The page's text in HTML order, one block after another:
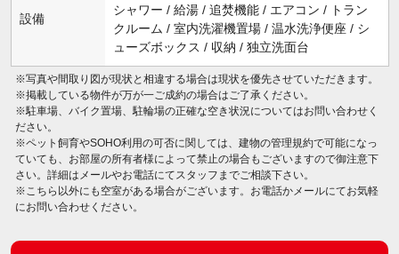
設備
シャワー / 給湯 / 追焚機能 / エアコン / トラン
クルーム / 室内洗濯機置場 / 温水洗浄便座 / シ
ューズボックス / 収納 / 独立洗面台
※写真や間取り図が現状と相違する場合は現状を優先させていただきます。
※掲載している物件が万が一ご成約の場合はご了承ください。
※駐車場、バイク置場、駐輪場の正確な空き状況についてはお問い合わせく
ださい。
※ペット飼育やSOHO利用の可否に関しては、建物の管理規約で可能になっ
ていても、お部屋の所有者様によって禁止の場合もございますので御注意下
さい。詳細はメールやお電話にてスタッフまでご相談下さい。
※こちら以外にも空室がある場合がございます。お電話かメールにてお気軽
にお問い合わせください。